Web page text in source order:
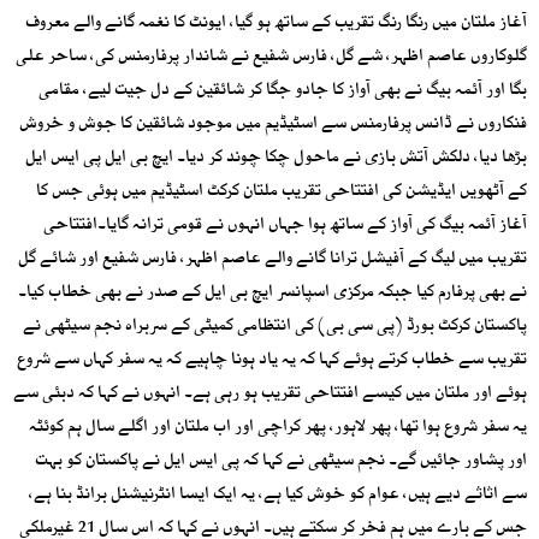
آغاز ملتان میں رنگا رنگ تقریب کے ساتھ ہو گیا، ایونٹ کا نغمہ گانے والے معروف
گلوکاروں عاصم اظہر، شے گل، فارس شفیع نے شاندار پرفارمنس کی، ساحر علی
بگا اور آئمہ بیگ نے بھی آواز کا جادو جگا کر شائقین کے دل جیت لیے، مقامی
فنکاروں نے ڈانس پرفارمنس سے اسٹیڈیم میں موجود شائقین کا جوش و خروش
بڑھا دیا، دلکش آتش بازی نے ماحول چکا چوند کر دیا۔ ایچ بی ایل پی ایس ایل
کے آٹھویں ایڈیشن کی افتتاحی تقریب ملتان کرکٹ اسٹیڈیم میں ہوئی جس کا
آغاز آئمہ بیگ کی آواز کے ساتھ ہوا جہاں انہوں نے قومی ترانہ گایا۔افتتاحی
تقریب میں لیگ کے آفیشل ترانا گانے والے عاصم اظہر، فارس شفیع اور شائے گل
نے بھی پرفارم کیا جبکہ مرکزی اسپانسر ایچ بی ایل کے صدر نے بھی خطاب کیا۔
پاکستان کرکٹ بورڈ (پی سی بی) کی انتظامی کمیٹی کے سربراہ نجم سیٹھی نے
تقریب سے خطاب کرتے ہوئے کہا کہ یہ یاد ہونا چاہیے کہ یہ سفر کہاں سے شروع
ہوئے اور ملتان میں کیسے افتتاحی تقریب ہو رہی ہے۔ انہوں نے کہا کہ دبئی سے
یہ سفر شروع ہوا تھا، پھر لاہور، پھر کراچی اور اب ملتان اور اگلے سال ہم کوئٹہ
اور پشاور جائیں گے۔ نجم سیٹھی نے کہا کہ پی ایس ایل نے پاکستان کو بہت
سے اثاثے دیے ہیں، عوام کو خوش کیا ہے، یہ ایک ایسا انٹرنیشنل برانڈ بنا ہے،
جس کے بارے میں ہم فخر کر سکتے ہیں۔ انہوں نے کہا کہ اس سال 21 غیرملکی